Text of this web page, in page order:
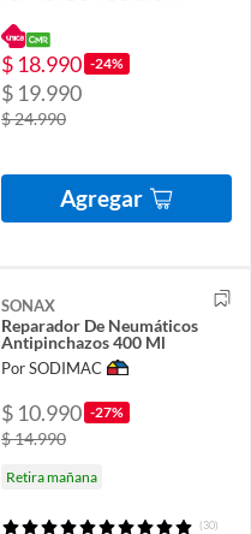
$ 18.990 -24%
$ 19.990
$ 24.990
Agregar
SONAX
Reparador De Neumáticos
Antipinchazos 400 Ml
Por SODIMAC
$ 10.990 -27%
$ 14.990
Retira mañana
(30)